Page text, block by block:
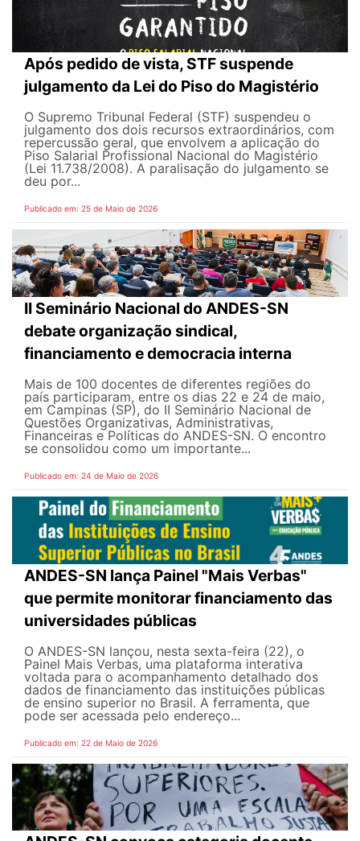
Após pedido de vista, STF suspende
julgamento da Lei do Piso do Magistério
O Supremo Tribunal Federal (STF) suspendeu o
julgamento dos dois recursos extraordinários, com
repercussão geral, que envolvem a aplicação do
Piso Salarial Profissional Nacional do Magistério
(Lei 11.738/2008). A paralisação do julgamento se
deu por...
Publicado em: 25 de Maio de 2026
II Seminário Nacional do ANDES-SN
debate organização sindical,
financiamento e democracia interna
Mais de 100 docentes de diferentes regiões do
país participaram, entre os dias 22 e 24 de maio,
em Campinas (SP), do II Seminário Nacional de
Questões Organizativas, Administrativas,
Financeiras e Políticas do ANDES-SN. O encontro
se consolidou como um importante...
Publicado em: 24 de Maio de 2026
ANDES-SN lança Painel "Mais Verbas"
que permite monitorar financiamento das
universidades públicas
O ANDES-SN lançou, nesta sexta-feira (22), o
Painel Mais Verbas, uma plataforma interativa
voltada para o acompanhamento detalhado dos
dados de financiamento das instituições públicas
de ensino superior no Brasil. A ferramenta, que
pode ser acessada pelo endereço...
Publicado em: 22 de Maio de 2026